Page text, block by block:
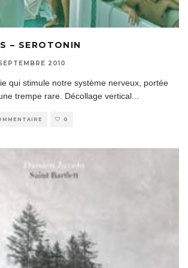
– SEROTONIN
2010
qui stimule notre système nerveux, portée
trempe rare. Décollage vertical
0